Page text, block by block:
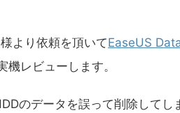
より依頼を頂いてEaseUS
機レビューします。
のデータを誤って削除してし